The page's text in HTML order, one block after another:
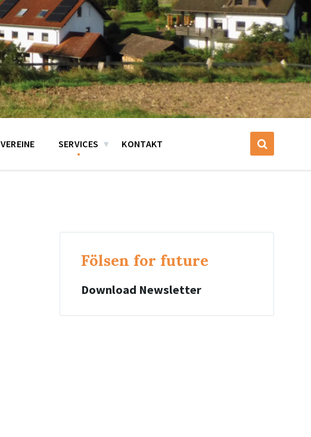
VEREINE SERVICES KONTAKT
Fölsen for future
Download Newsletter